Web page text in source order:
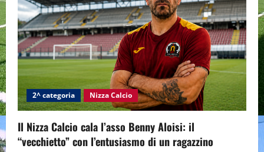
2^ categoria Nizza Calcio
Il Nizza Calcio cala l’asso Benny Aloisi: il
“vecchietto” con l’entusiasmo di un ragazzino